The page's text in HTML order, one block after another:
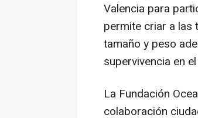
Valencia para
permite criar a las
tamaño y peso
supervivencia en
La Fundación
colaboración